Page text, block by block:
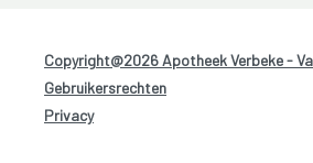
Copyright@2026 Apotheek Verbeke -
Gebruikersrechten
Privacy